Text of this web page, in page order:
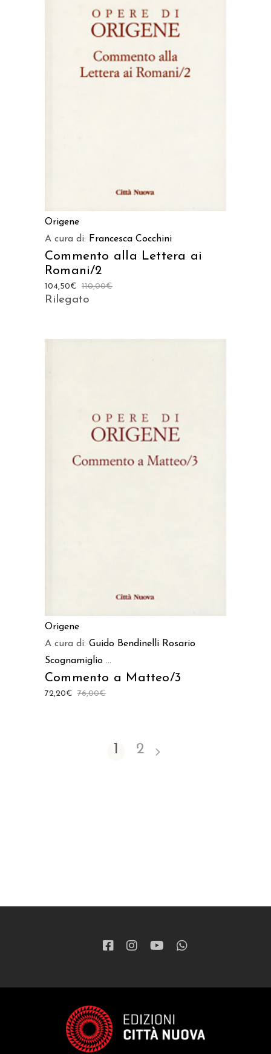
AGGIUNGI AL CARRELLO
Origene
A cura di: Francesca Cocchini
Commento alla Lettera ai
Romani/2
110,00€
104,50€
Rilegato
Origene
A cura di: Guido Bendinelli Rosario
Scognamiglio ...
Commento a Matteo/3
76,00€
72,20€
1 2